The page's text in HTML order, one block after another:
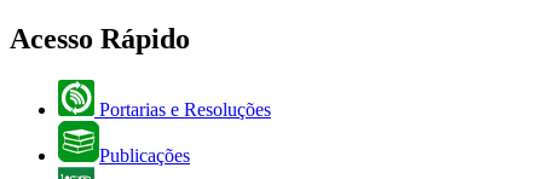
Acesso Rápido
Portarias e Resoluções
Publicações